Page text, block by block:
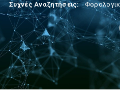
Συχνές Αναζητήσεις: